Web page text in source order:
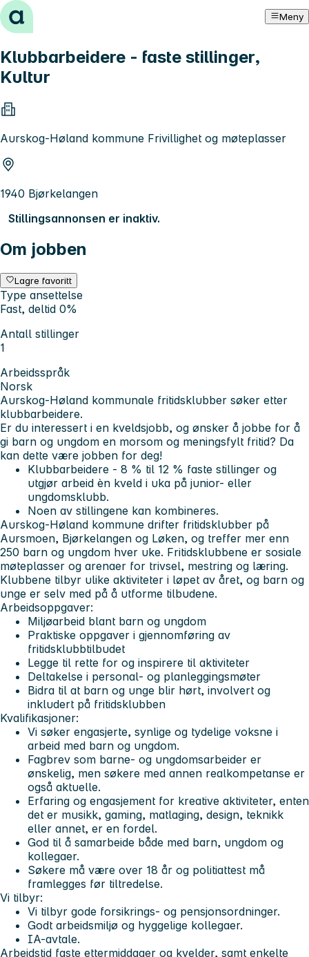
Hopp til innhold Meny
Klubbarbeidere - faste stillinger,
Kultur
Aurskog-Høland kommune Frivillighet og møteplasser
1940 Bjørkelangen
Stillingsannonsen er inaktiv.
Om jobben
Lagre favoritt
Type ansettelse
Fast, deltid 0%
Antall stillinger
1
Arbeidsspråk
Norsk
Aurskog-Høland kommunale fritidsklubber søker etter
klubbarbeidere.
Er du interessert i en kveldsjobb, og ønsker å jobbe for å
gi barn og ungdom en morsom og meningsfylt fritid? Da
kan dette være jobben for deg!
Klubbarbeidere - 8 % til 12 % faste stillinger og
utgjør arbeid èn kveld i uka på junior- eller
ungdomsklubb.
Noen av stillingene kan kombineres.
Aurskog-Høland kommune drifter fritidsklubber på
Aursmoen, Bjørkelangen og Løken, og treffer mer enn
250 barn og ungdom hver uke. Fritidsklubbene er sosiale
møteplasser og arenaer for trivsel, mestring og læring.
Klubbene tilbyr ulike aktiviteter i løpet av året, og barn og
unge er selv med på å utforme tilbudene.
Arbeidsoppgaver:
Miljøarbeid blant barn og ungdom
Praktiske oppgaver i gjennomføring av
fritidsklubbtilbudet
Legge til rette for og inspirere til aktiviteter
Deltakelse i personal- og planleggingsmøter
Bidra til at barn og unge blir hørt, involvert og
inkludert på fritidsklubben
Kvalifikasjoner:
Vi søker engasjerte, synlige og tydelige voksne i
arbeid med barn og ungdom.
Fagbrev som barne- og ungdomsarbeider er
ønskelig, men søkere med annen realkompetanse er
også aktuelle.
Erfaring og engasjement for kreative aktiviteter, enten
det er musikk, gaming, matlaging, design, teknikk
eller annet, er en fordel.
God til å samarbeide både med barn, ungdom og
kollegaer.
Søkere må være over 18 år og politiattest må
framlegges før tiltredelse.
Vi tilbyr:
Vi tilbyr gode forsikrings- og pensjonsordninger.
Godt arbeidsmiljø og hyggelige kollegaer.
IA-avtale.
Arbeidstid faste ettermiddager og kvelder, samt enkelte